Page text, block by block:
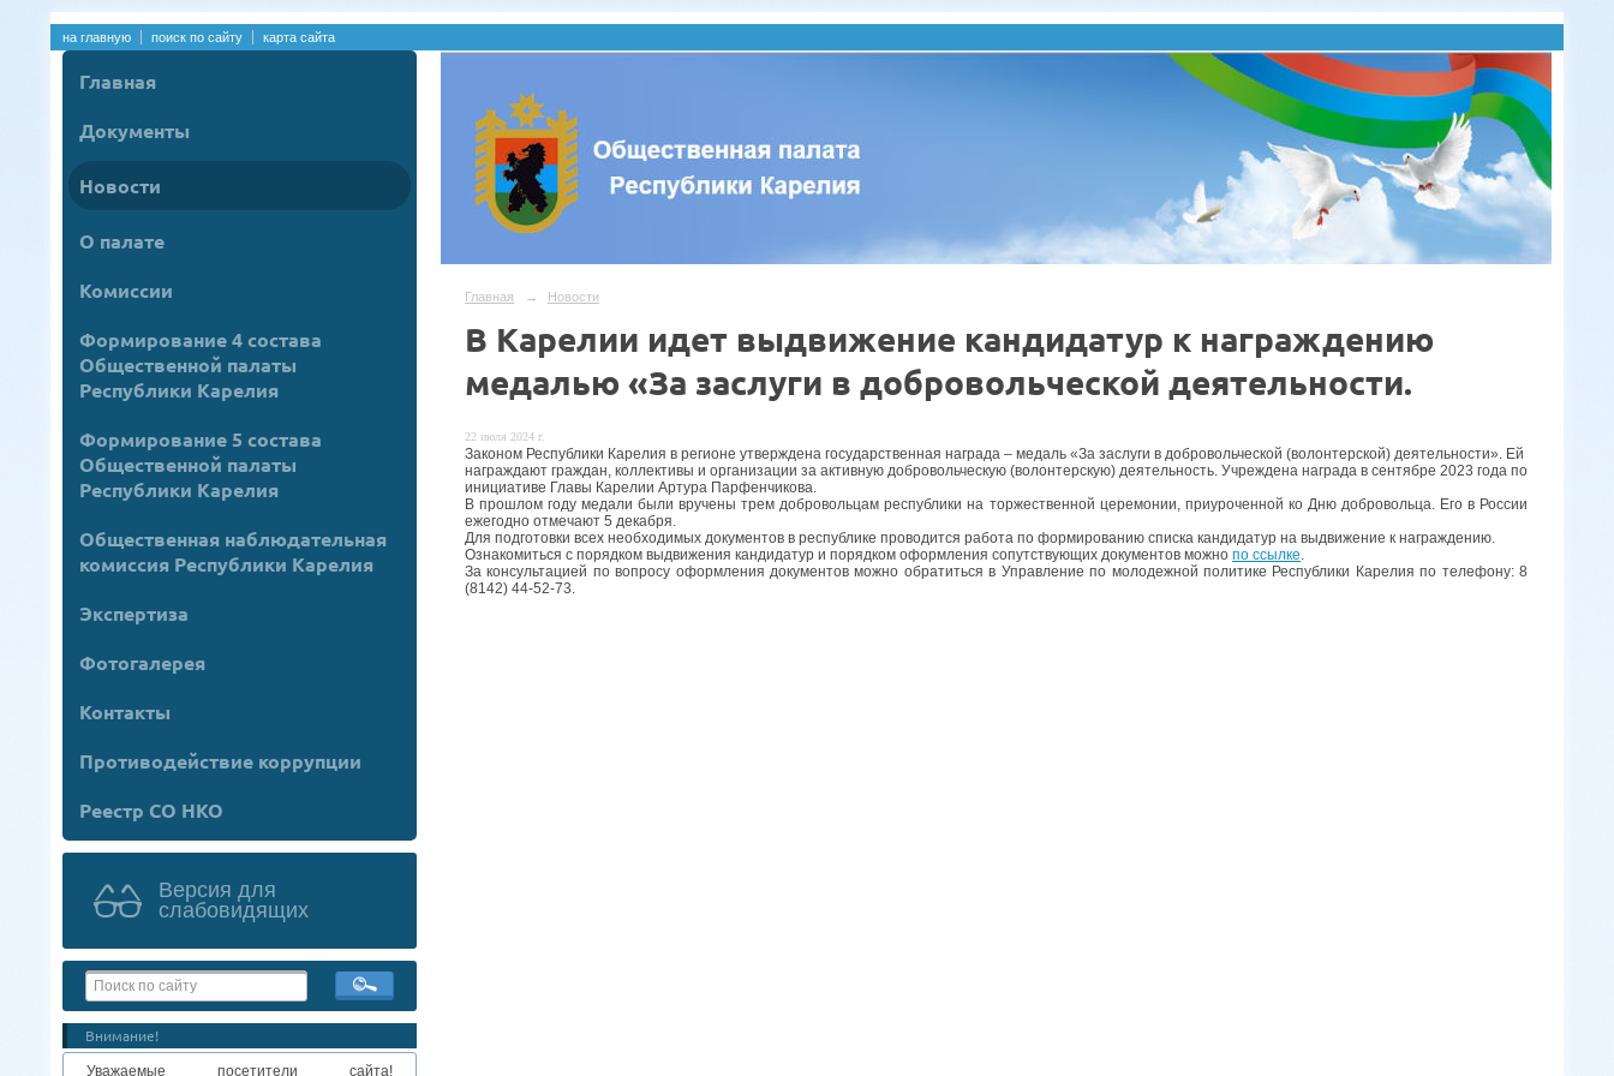
на главную поиск по сайту карта сайта
Главная
Документы
Новости
О палате
Комиссии
Формирование 4 состава
Общественной палаты
Республики Карелия
Формирование 5 состава
Общественной палаты
Республики Карелия
Общественная наблюдательная
комиссия Республики Карелия
Экспертиза
Фотогалерея
Контакты
Противодействие коррупции
Реестр СО НКО
Версия для
слабовидящих
Внимание!
Уважаемые посетители сайта!
Главная → Новости
В Карелии идет выдвижение кандидатур к награждению
медалью «За заслуги в добровольческой деятельности.
22 июля 2024 г.
Законом Республики Карелия в регионе утверждена государственная награда – медаль «За заслуги в добровольческой (волонтерской) деятельности». Ей
награждают граждан, коллективы и организации за активную добровольческую (волонтерскую) деятельность. Учреждена награда в сентябре 2023 года по
инициативе Главы Карелии Артура Парфенчикова.
В прошлом году медали были вручены трем добровольцам республики на торжественной церемонии, приуроченной ко Дню добровольца. Его в России
ежегодно отмечают 5 декабря.
Для подготовки всех необходимых документов в республике проводится работа по формированию списка кандидатур на выдвижение к награждению.
Ознакомиться с порядком выдвижения кандидатур и порядком оформления сопутствующих документов можно по ссылке
За консультацией по вопросу оформления документов можно обратиться в Управление по молодежной политике Республики Карелия по телефону: 8
(8142) 44-52-73.